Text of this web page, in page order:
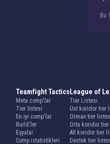
Bu
Teamfight Tactics
Meta comp'lar
Tier listesi
En iyi comp'lar
Build'ler
Eşyalar
Comp istatistikleri
League of
Tier Listesi
Üst koridor tier
Orman tier
Orta koridor
Alt koridor tier
Destek tier